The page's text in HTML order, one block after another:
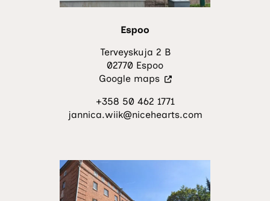
Espoo
Terveyskuja 2 B
02770 Espoo
Google maps(Vieraile
sivustolla.
Linkki
+358 50 462 1771
jannica.wiik@nicehearts.com